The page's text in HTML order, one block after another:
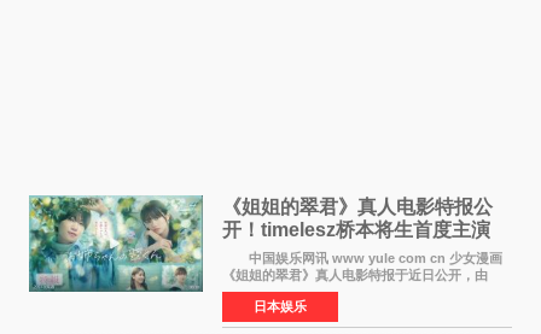
《姐姐的翠君》真人电影特报公
开！timelesz桥本将生首度主演
12月4日上映
中国娱乐网讯 www yule com cn 少女漫画
《姐姐的翠君》真人电影特报于近日公开，由
timelesz成员桥本将生担任主演，这也是他首次
担任电影主演，引发高度关注。 女高中生咲
苗翠（中岛瑠菜
日本娱乐